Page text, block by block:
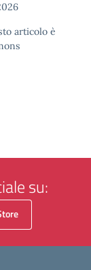
articolo è
su: